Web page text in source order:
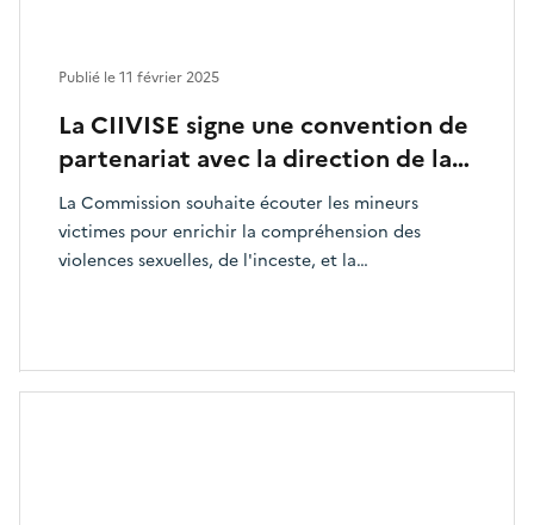
La CIIVISE signe une convention de
partenariat avec la direction de la…
La Commission souhaite écouter les mineurs
victimes pour enrichir la compréhension des
violences sexuelles, de l'inceste, et la…
Publié le11 février 2025